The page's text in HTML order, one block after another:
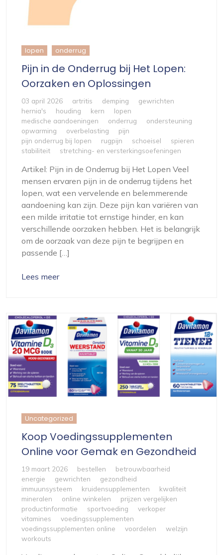
lopen onderrug
Pijn in de Onderrug bij Het Lopen:
Oorzaken en Oplossingen
03 april 2026 artritis demping
gewrichten
hernia's
houding kern
lopen
medische aandoeningen
onderrug
ondersteuning
opwarming
overbelasting
pijn
pijn onderrug bij lopen
rugpijn schoeisel
spieren
stabiliteit
stretching- en versterkingsoefeningen
Artikel: Pijn in de Onderrug bij Het Lopen Veel
mensen ervaren pijn in de onderrug tijdens het
lopen, wat een vervelende en belemmerende
aandoening kan zijn. Deze pijn kan variëren van
een milde irritatie tot ernstige hinder, en kan
verschillende oorzaken hebben. Het is belangrijk
om de oorzaak van deze pijn te begrijpen en
passende […]
Lees meer
Uncategorized
Koop Voedingssupplementen
Online voor Gemak en Gezondheid
19 maart 2026 bestellen
betrouwbaarheid
energie
gewrichten
gezondheid
immuunsysteem
kruidensupplementen
kwaliteit
mineralen
online winkelen
prijzen vergelijken
productinformatie
sportvoeding
verkoper
vitamines
voedingssupplementen
voedingssupplementen online
voordelen
welzijn
workouts